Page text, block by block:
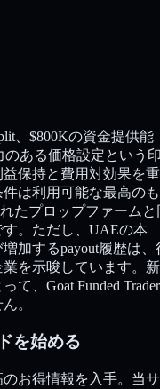
、$800Kの資金提供能
ある価格設定という
保持と費用対効果を
は利用可能な最高の
たプロップファームと
。ただし、UAEの本
加するpayout履歴は、
を示唆しています。
て、Goat Funded
。
を始める
のお得情報を入手。当